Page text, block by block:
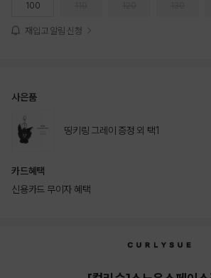
100
재입고 알림 신청
사은품
띵키링 그레이 증정 외 택1
카드혜택
신용카드 무이자 혜택